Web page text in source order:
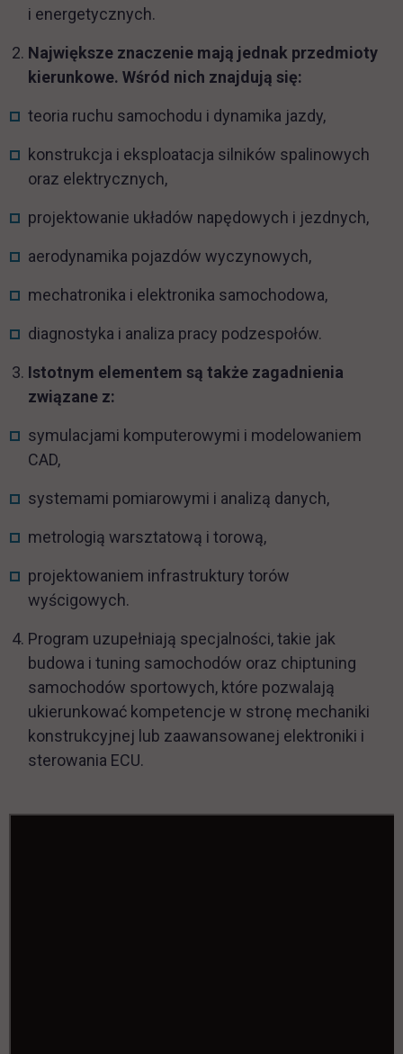
i energetycznych.
Największe znaczenie mają jednak przedmioty
kierunkowe. Wśród nich znajdują się:
teoria ruchu samochodu i dynamika jazdy,
konstrukcja i eksploatacja silników spalinowych
oraz elektrycznych,
projektowanie układów napędowych i jezdnych,
aerodynamika pojazdów wyczynowych,
mechatronika i elektronika samochodowa,
diagnostyka i analiza pracy podzespołów.
Istotnym elementem są także zagadnienia
związane z:
symulacjami komputerowymi i modelowaniem
CAD,
systemami pomiarowymi i analizą danych,
metrologią warsztatową i torową,
projektowaniem infrastruktury torów
wyścigowych.
Program uzupełniają specjalności, takie jak
budowa i tuning samochodów oraz chiptuning
samochodów sportowych, które pozwalają
ukierunkować kompetencje w stronę mechaniki
konstrukcyjnej lub zaawansowanej elektroniki i
sterowania ECU.